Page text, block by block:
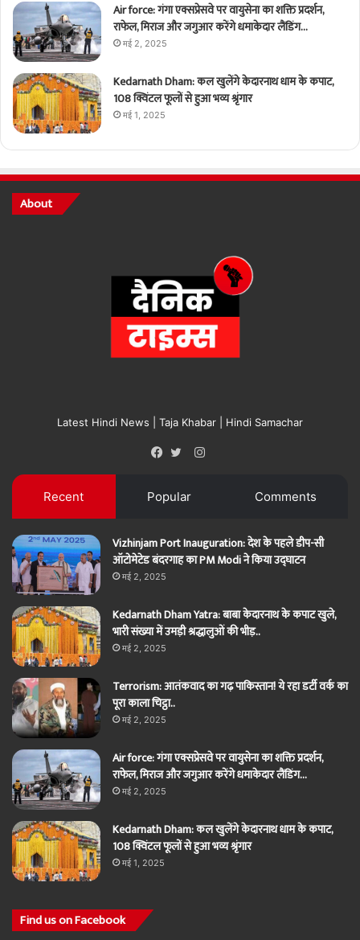
Air force: गंगा एक्सप्रेसवे पर वायुसेना का शक्ति प्रदर्शन,
राफेल, मिराज और जगुआर करेंगे धमाकेदार लैंडिंग…
मई 2, 2025
Kedarnath Dham: कल खुलेंगे केदारनाथ धाम के कपाट,
108 क्विंटल फूलों से हुआ भव्य श्रृंगार
मई 1, 2025
About
Latest Hindi News | Taja Khabar | Hindi Samachar
Instagram
Recent Popular Comments
Vizhinjam Port Inauguration: देश के पहले डीप-सी
ऑटोमेटेड बंदरगाह का PM Modi ने किया उद्घाटन
मई 2, 2025
Kedarnath Dham Yatra: बाबा केदारनाथ के कपाट खुले,
भारी संख्या में उमड़ी श्रद्धालुओं की भीड़..
मई 2, 2025
Terrorism: आतंकवाद का गढ़ पाकिस्तान! ये रहा डर्टी वर्क का
पूरा काला चिट्ठा..
मई 2, 2025
Air force: गंगा एक्सप्रेसवे पर वायुसेना का शक्ति प्रदर्शन,
राफेल, मिराज और जगुआर करेंगे धमाकेदार लैंडिंग…
मई 2, 2025
Kedarnath Dham: कल खुलेंगे केदारनाथ धाम के कपाट,
108 क्विंटल फूलों से हुआ भव्य श्रृंगार
मई 1, 2025
Find us on Facebook